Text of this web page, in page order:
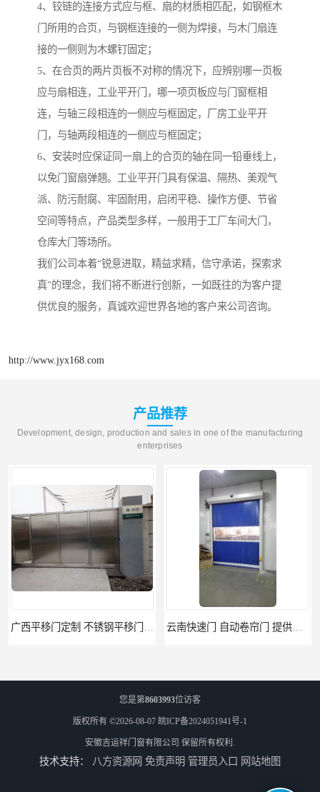
4、铰链的连接方式应与框、扇的材质相匹配，如钢框木
门所用的合页，与钢框连接的一侧为焊接，与木门扇连
接的一侧则为木螺钉固定；
5、在合页的两片页板不对称的情况下，应辨别哪一页板
应与扇相连，工业平开门，哪一项页板应与门窗框相
连，与轴三段相连的一侧应与框固定，厂房工业平开
门，与轴两段相连的一侧应与框固定；
6、安装时应保证同一扇上的合页的轴在同一铅垂线上，
以免门窗扇弹翘。工业平开门具有保温、隔热、美观气
派、防污耐腐、牢固耐用，启闭平稳、操作方便、节省
空间等特点，产品类型多样，一般用于工厂车间大门，
仓库大门等场所。
我们公司本着“锐意进取，精益求精，信守承诺，探索求
真”的理念，我们将不断进行创新，一如既往的为客户提
供优良的服务，真诚欢迎世界各地的客户来公司咨询。
http://www.jyx168.com
产品推荐
Development, design, production and sales in one of the manufacturing
enterprises
您是第8603993位访客
版权所有 ©2026-08-07 皖ICP备2024051941号-1
安徽吉运祥门窗有限公司 保留所有权利.
技术支持： 八方资源网 免责声明 管理员入口 网站地图